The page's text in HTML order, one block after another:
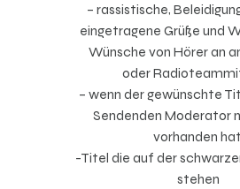
– rassistische,
eingetragene Grüße und
Wünsche von Hörer an
oder
– wenn der gewünschte
Sendenden Moderator
vorhanden
-Titel die auf der
stehen